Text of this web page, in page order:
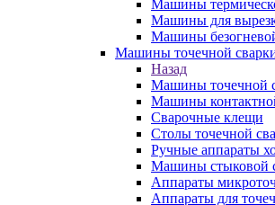
Машины
Машины для
Машины
Машины точечной
Назад
Машины точечной
Машины
Сварочные клещи
Столы точечной
Ручные аппараты
Машины стыковой
Аппараты
Аппараты для